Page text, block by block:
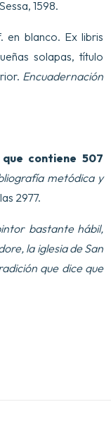
1598.
en blanco. Ex libris
solapas, título
Encuadernación
contiene 507
metódica y
2977.
bastante hábil,
la iglesia de San
que dice que